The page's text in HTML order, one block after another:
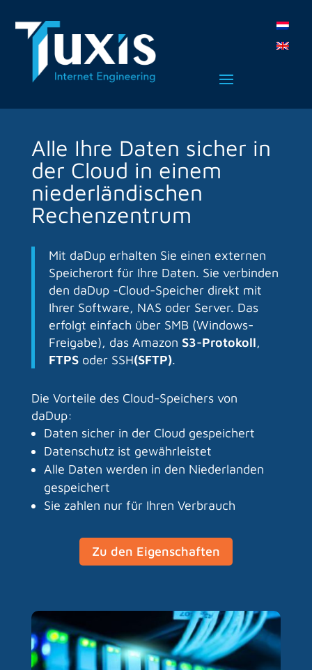
Alle Ihre Daten sicher in
der Cloud in einem
niederländischen
Rechenzentrum
Mit daDup erhalten Sie einen externen
Speicherort für Ihre Daten. Sie verbinden
den daDup -Cloud-Speicher direkt mit
Ihrer Software, NAS oder Server. Das
erfolgt einfach über SMB (Windows-
Freigabe), das Amazon S3-Protokoll,
FTPSoder SSH(SFTP).
Die Vorteile des Cloud-Speichers von
daDup:
Daten sicher in der Cloud gespeichert
Datenschutz ist gewährleistet
Alle Daten werden in den Niederlanden
gespeichert
Sie zahlen nur für Ihren Verbrauch
Zu den Eigenschaften